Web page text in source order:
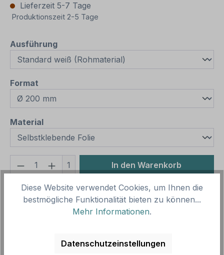
Lieferzeit 5-7 Tage
Produktionszeit 2-5 Tage
Ausführungauswählen
Format
Materialauswählen
Produkt Anzahl: Gib den
1 In den Warenkorb
Produktnummer:SH10650.1
Vorlagenummer: ISO 7010 - P002
Diese Website verwendet Cookies, um Ihnen die
bestmögliche Funktionalität bieten zu können...
Mehr Informationen.
Datenschutzeinstellungen